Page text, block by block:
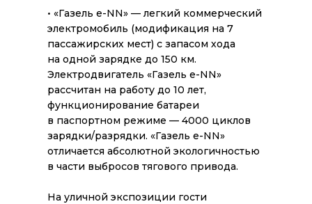
• «Газель е-NN» — легкий коммерческий
электромобиль (модификация на 7
пассажирских мест) с запасом хода
на одной зарядке до 150 км.
Электродвигатель «Газель e-NN»
рассчитан на работу до 10 лет,
функционирование батареи
в паспортном режиме — 4000 циклов
зарядки/разрядки. «Газель е-NN»
отличается абсолютной экологичностью
в части выбросов тягового привода.
На уличной экспозиции гости